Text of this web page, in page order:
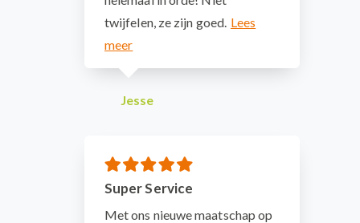
twijfelen, ze zijn goed.
Jesse
Super Service
Met ons nieuwe maatschap op